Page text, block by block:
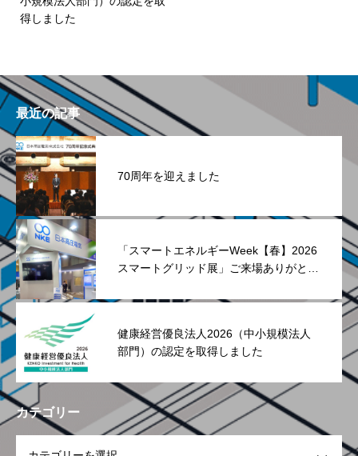
得しました
最近の記事
70周年を迎えました
「スマートエネルギーWeek【春】2026
スマートグリッド展」ご来場ありがとう
健康経営優良法人2026（中小規模法人
部門）の認定を取得しました
カテゴリー